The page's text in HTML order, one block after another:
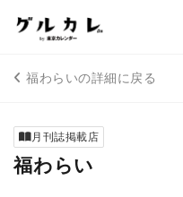
福わらいの詳細に戻る
月刊誌掲載店
福わらい